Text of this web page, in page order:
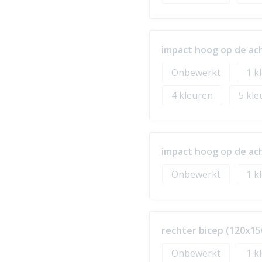
impact hoog op de
Onbewerkt
1
4
5
impact hoog op de
Onbewerkt
1
rechter bicep
Onbewerkt
1